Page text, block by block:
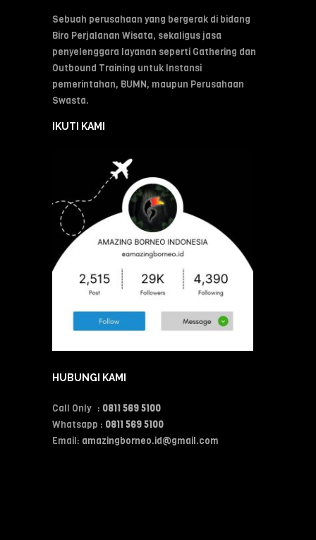
Sebuah perusahaan yang bergerak di bidang
Biro Perjalanan Wisata, sekaligus jasa
penyelenggara layanan seperti Gathering dan
Outbound Training untuk Instansi
pemerintahan, BUMN, maupun Perusahaan
Swasta.
IKUTI KAMI
HUBUNGI KAMI
Call Only : 0811 569 5100
Whatsapp : 0811 569 5100
Email: amazingborneo.id@gmail.com